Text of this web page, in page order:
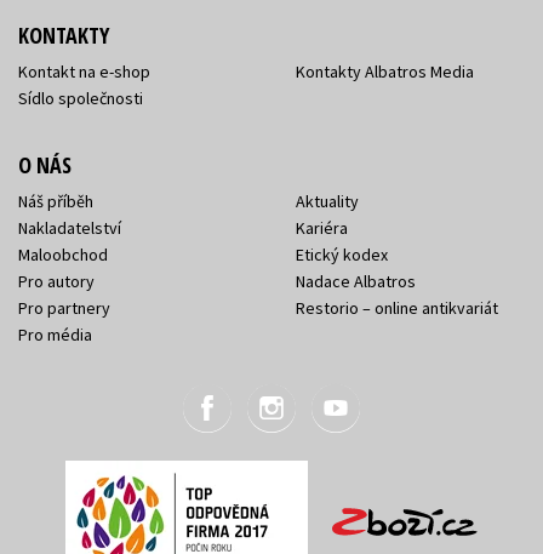
KONTAKTY
Kontakt na e-shop
Sídlo společnosti
Kontakty Albatros Media
O NÁS
Náš příběh
Nakladatelství
Maloobchod
Pro autory
Pro partnery
Pro média
Aktuality
Kariéra
Etický kodex
Nadace Albatros
Restorio – online antikvariát